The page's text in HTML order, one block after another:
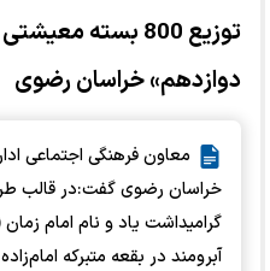
توزیع 800 بسته
دوازدهم» خراسان رضوی
معاون فرهنگی اجتماعی
خراسان رضوی گفت:در قالب
آبرومند در بقعه متبرکه